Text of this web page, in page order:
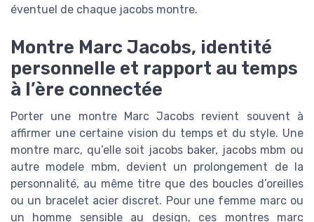
éventuel de chaque jacobs montre.
Montre Marc Jacobs, identité
personnelle et rapport au temps
à l’ère connectée
Porter une montre Marc Jacobs revient souvent à
affirmer une certaine vision du temps et du style. Une
montre marc, qu’elle soit jacobs baker, jacobs mbm ou
autre modele mbm, devient un prolongement de la
personnalité, au même titre que des boucles d’oreilles
ou un bracelet acier discret. Pour une femme marc ou
un homme sensible au design, ces montres marc